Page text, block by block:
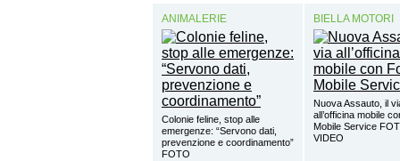
ANIMALERIE
Colonie feline, stop alle
emergenze: “Servono dati,
prevenzione e coordinamento”
FOTO
BIELLA MOTORI
Nuova Assauto, il
all’officina mobile
Mobile Service
VIDEO